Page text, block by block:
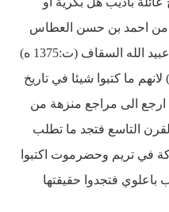
لا من احمد بن حسن العطاس
(ت:1334ه) ولا من عبد الرحمن بن عبيد الله السقاف (ت:1375 ه)
من سالم بن جندان (ت: 1389 ه) لانهم ما كتبوا شيئا في تاريخ
ارجع الى مراجع منزهة من
التاسع فتجد ما تطلب
في تريم وحضرموت اكتبوا
فتجدوا حقيقتها